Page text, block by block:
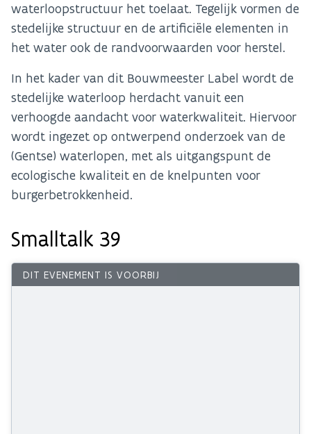
waterloopstructuur het toelaat. Tegelijk vormen de
stedelijke structuur en de artificiële elementen in
het water ook de randvoorwaarden voor herstel.
In het kader van dit Bouwmeester Label wordt de
stedelijke waterloop herdacht vanuit een
verhoogde aandacht voor waterkwaliteit. Hiervoor
wordt ingezet op ontwerpend onderzoek van de
(Gentse) waterlopen, met als uitgangspunt de
ecologische kwaliteit en de knelpunten voor
burgerbetrokkenheid.
Smalltalk 39